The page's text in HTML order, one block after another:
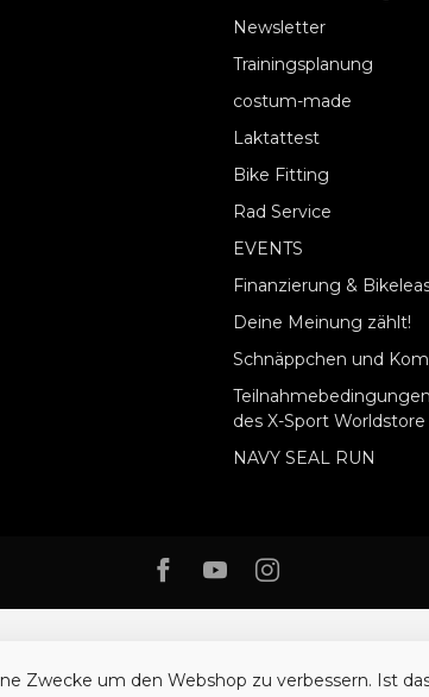
Newsletter
Trainingsplanung
costum-made
Laktattest
Bike Fitting
Rad Service
EVENTS
Finanzierung &
Deine Meinung zählt!
Schnäppchen und
des X-Sport Worldstore
NAVY SEAL RUN
Zwecke um den Webshop zu verbessern. Ist